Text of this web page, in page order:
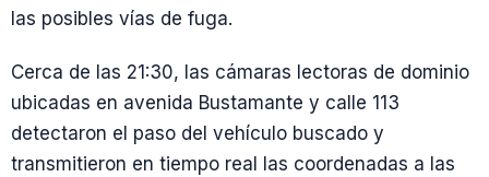
las posibles vías de fuga.
Cerca de las 21:30, las cámaras lectoras de dominio
ubicadas en avenida Bustamante y calle 113
detectaron el paso del vehículo buscado y
transmitieron en tiempo real las coordenadas a las